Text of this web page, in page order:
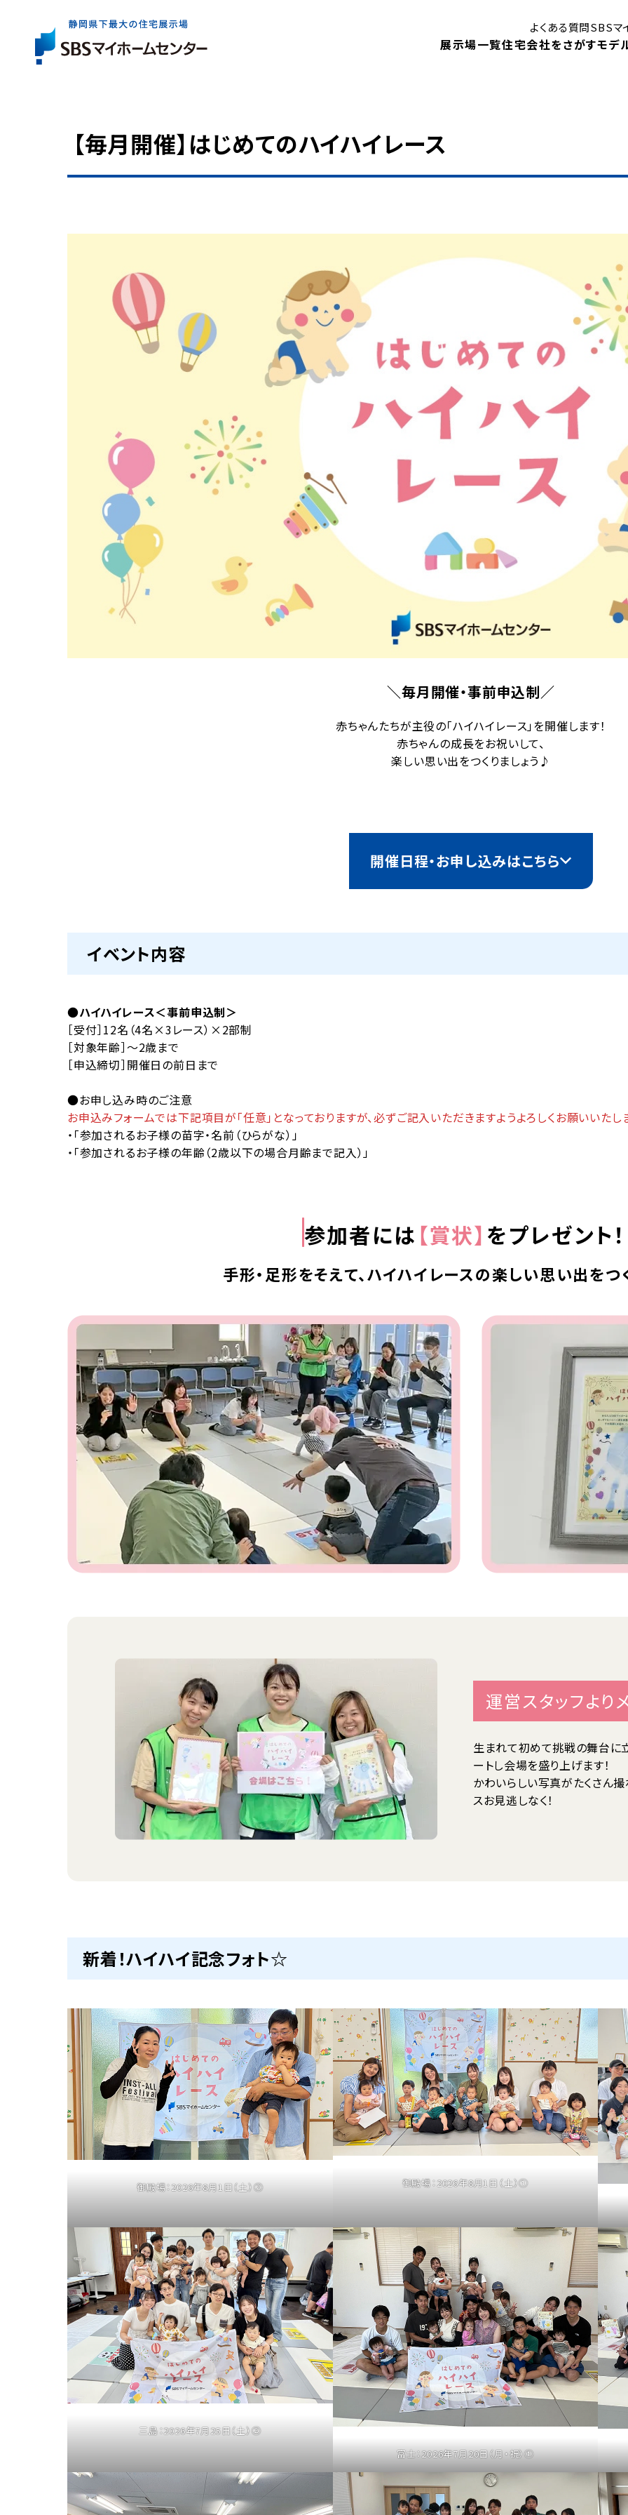
展示場一覧
展示場一覧
住宅会社をさがす
住宅会社をさがす
お探しいただけます。
モデ
イベント・キャンペーン
ご成約者の方へのプレゼントキャンペーンなど、
イベント・キャンペーントップ
モデルハウスインフォメーション
お役立ち情報
知っておきたいお役立ち情報をご案内します。
はじめての住まいづくり講座
よくある質問SBSマ
【毎月開催】はじめてのハイハイレース
＼毎月開催・事前申込制／
赤ちゃんたちが主役の「ハイハイレース」を開催します！
赤ちゃんの成長をお祝いして、
楽しい思い出をつくりましょう♪
開催日程・お申し込みはこちら
イベント内容
●ハイハイレース＜事前申込制＞
［受付］12名（4名×3レース）×2部制
［対象年齢］～2歳まで
［申込締切］開催日の前日まで
●お申し込み時のご注意
お申込みフォームでは下記項目が「任意」となっておりますが、必ずご記入いただきますようよろしくお願いいたし
・「参加されるお子様の苗字・名前（ひらがな）」
・「参加されるお子様の年齢（2歳以下の場合月齢まで記入）」
参加者には 【賞状】 をプレゼント！
手形・足形をそえて、ハイハイレースの楽しい思い出をつ
運営スタッフより
生まれて初めて挑戦の舞台に
ートし会場を盛り上げます！
かわいらしい写真がたくさん撮
スお見逃しなく！
新着！ハイハイ記念フォト☆
御殿場：2026年8月1日（土）② 御殿場：2026年8月1日（土）①
三島：2026年7月25日（土）②
富士：2026年7月20日（月・祝）①